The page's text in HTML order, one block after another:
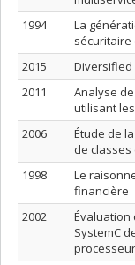
1994
La
2015
2011
Analyse
utilisant
2006
Étude de
de
1998
Le
financière
2002
Évaluation
SystemC